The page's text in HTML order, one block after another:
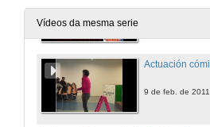
Vídeos da mesma serie
Actuación
9 de feb. de 2011